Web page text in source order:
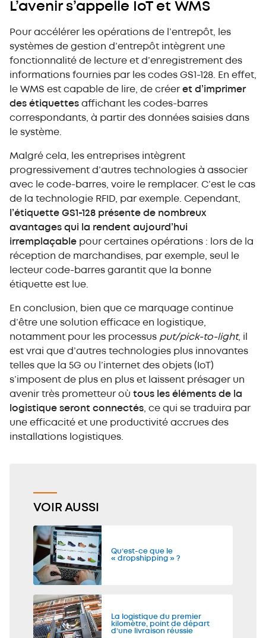
L’avenir s’appelle IoT et WMS
Pour accélérer les opérations de l’entrepôt, les
systèmes de gestion d’entrepôt intègrent une
fonctionnalité de lecture et d’enregistrement des
informations fournies par les codes GS1-128. En effet,
le WMS est capable de lire, de créer et d’imprimer
des étiquettes affichant les codes-barres
correspondants, à partir des données saisies dans
le système.
Malgré cela, les entreprises intègrent
progressivement d’autres technologies à associer
avec le code-barres, voire le remplacer. C’est le cas
de la technologie RFID, par exemple. Cependant,
l’étiquette GS1-128 présente de nombreux
avantages qui la rendent aujourd’hui
irremplaçable pour certaines opérations : lors de la
réception de marchandises, par exemple, seul le
lecteur code-barres garantit que la bonne
étiquette est lue.
En conclusion, bien que ce marquage continue
d’être une solution efficace en logistique,
notamment pour les processus put/pick-to-light, il
est vrai que d’autres technologies plus innovantes
telles que la 5G ou l’internet des objets (IoT)
s’imposent de plus en plus et laissent présager un
avenir très prometteur où tous les éléments de la
logistique seront connectés, ce qui se traduira par
une efficacité et une productivité accrues des
installations logistiques.
VOIR AUSSI
Qu’est-ce que le
« dropshipping » ?
La logistique du premier
kilomètre, point de départ
d’une livraison réussie